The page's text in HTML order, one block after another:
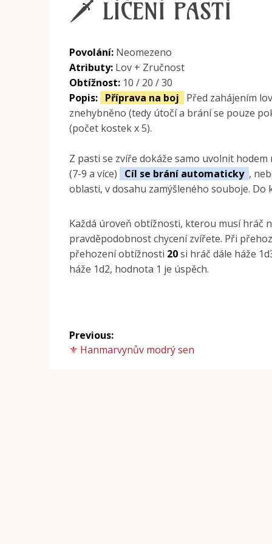
🗡 LÍČENÍ PASTÍ
Povolání: Neomezeno
Atributy: Lov + Zručnost
Obtížnost: 10 / 20 / 30
Popis: Příprava na boj Před zahájením
znehybněno (tedy útočí a brání se pouze
(počet kostek x 5).
Z pasti se zvíře dokáže samo uvolnit
(7-9 a více)
Cíl se brání automaticky ,
oblasti, v dosahu zamýšleného souboje. Do
Každá úroveň obtížnosti, kterou musí hráč
pravděpodobnost chycení zvířete. Při
přehození obtížnosti 20si hráč dále háže
háže 1d2, hodnota 1 je úspěch.
NAVIGACE
PRO
Previous:
Previous
⚜ Hanmarvynův modrý sen